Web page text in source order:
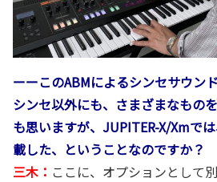
ーーこのABMによるシンセサウン
シンセ以外にも、さまざまなもの
も思いますが、JUPITER-X/Xmで
載した、ということなのですか？
三木： ここに、オプションとして